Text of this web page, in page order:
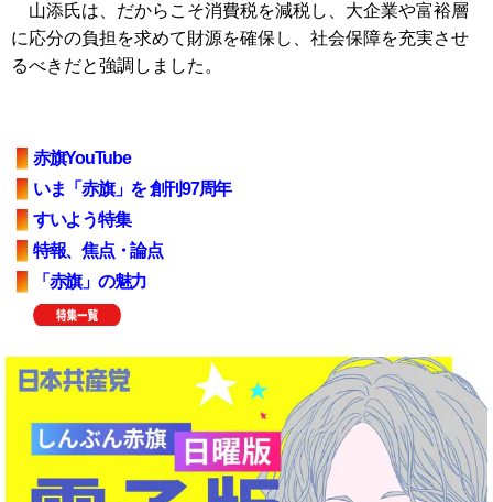
山添氏は、だからこそ消費税を減税し、大企業や富裕層
に応分の負担を求めて財源を確保し、社会保障を充実させ
るべきだと強調しました。
赤旗YouTube
いま「赤旗」を 創刊97周年
すいよう特集
特報、焦点・論点
「赤旗」の魅力